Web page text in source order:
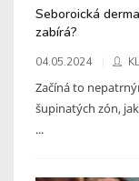
Seboroická
zabírá?
04.05.2024
Začíná to
šupinatých zón,
...